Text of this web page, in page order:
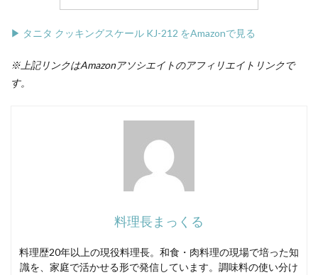
▶ タニタ クッキングスケール KJ-212 をAmazonで見る
※上記リンクはAmazonアソシエイトのアフィリエイトリンクで
す。
料理長まっくる
料理歴20年以上の現役料理長。和食・肉料理の現場で培った知
識を、家庭で活かせる形で発信しています。調味料の使い分け